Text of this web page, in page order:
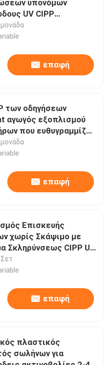
υπονόμων
UV CIPP
υπόγειος
επαφή
των οδηγήσεων
αγωγός εξοπλισμού
που ευθυγραμμίζει
υπόνομο
επαφή
Επισκευής
χωρίς Σκάψιμο με
Σκληρύνσεως CIPP UV
Ώθησης
επαφή
πλαστικός
σωλήνων για